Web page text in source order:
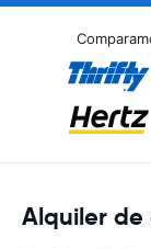
Alquiler de